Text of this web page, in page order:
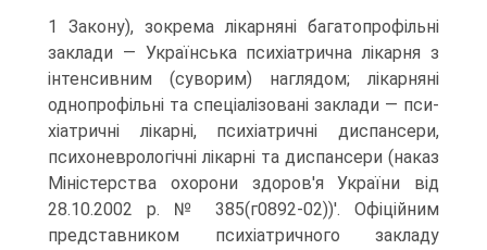
1 Закону), зокрема лікарняні багатопрофільні
за­клади — Українська психіатрична лікарня з
інтенсивним (суворим) наглядом; лікарняні
однопрофільні та спеціалізовані заклади — пси­
хіатричні лікарні, психіатричні диспансери,
психоневрологічні лі­карні та диспансери (наказ
Міністерства охорони здоров'я України від
28.10.2002 р. № 385(г0892-02))'. Офіційним
представником психі­атричного закладу